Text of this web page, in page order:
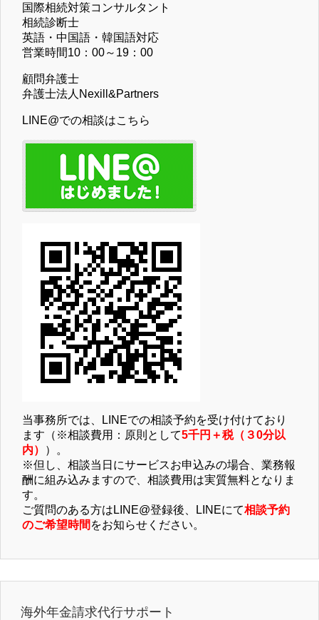
国際相続対策コンサルタント
相続診断士
英語・中国語・韓国語対応
営業時間10：00～19：00
顧問弁護士
弁護士法人Nexill&Partners
LINE@での相談はこちら
当事務所では、LINEでの相談予約を受け付けており
ます（※相談費用：原則として5千円＋税（３0分以
内）
）。
※但し、相談当日にサービスお申込みの場合、業務報
酬に組み込みますので、相談費用は実質無料となりま
す。
ご質問のある方はLINE@登録後、LINEにて相談予約
のご希望時間 をお知らせください。
海外年金請求代行サポート